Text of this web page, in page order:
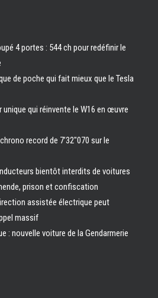
4 portes : 544 ch pour redéfinir le
de poche qui fait mieux que le Tesla
qui réinvente le W16 en œuvre
record de 7’32″070 sur le
bientôt interdits de voitures
prison et confiscation
assistée électrique peut
massif
: nouvelle voiture de la Gendarmerie